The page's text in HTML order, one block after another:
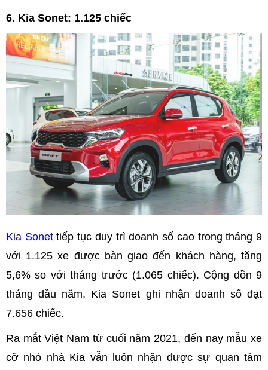
6. Kia Sonet: 1.125 chiếc
Kia Sonettiếp tục duy trì doanh số cao trong tháng 9
với 1.125 xe được bàn giao đến khách hàng, tăng
5,6% so với tháng trước (1.065 chiếc). Cộng dồn 9
tháng đầu năm, Kia Sonet ghi nhận doanh số đạt
7.656 chiếc.
Ra mắt Việt Nam từ cuối năm 2021, đến nay mẫu xe
cỡ nhỏ nhà Kia vẫn luôn nhận được sự quan tâm